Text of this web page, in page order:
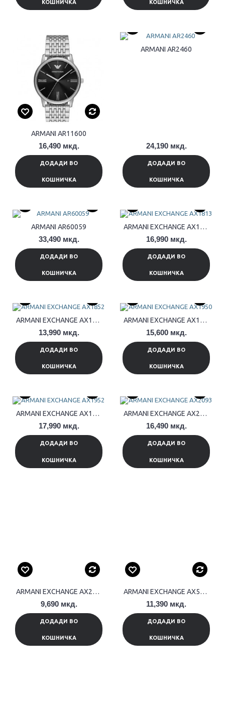
КОШНИЧКА КОШНИЧКА
ARMANI AR11600
16,490 мкд.
ДОДАДИ ВО
КОШНИЧКА
ARMANI AR2460
24,190 мкд.
ДОДАДИ ВО
КОШНИЧКА
ARMANI AR60059
33,490 мкд.
ДОДАДИ ВО
КОШНИЧКА
ARMANI EXCHANGE AX1813
16,990 мкд.
ДОДАДИ ВО
КОШНИЧКА
ARMANI EXCHANGE AX1852
13,990 мкд.
ДОДАДИ ВО
КОШНИЧКА
ARMANI EXCHANGE AX1950
15,600 мкд.
ДОДАДИ ВО
КОШНИЧКА
ARMANI EXCHANGE AX1952
17,990 мкд.
ДОДАДИ ВО
КОШНИЧКА
ARMANI EXCHANGE AX2093
16,490 мкд.
ДОДАДИ ВО
КОШНИЧКА
ARMANI EXCHANGE AX2871
9,690 мкд.
ДОДАДИ ВО
КОШНИЧКА
ARMANI EXCHANGE AX5578
11,390 мкд.
ДОДАДИ ВО
КОШНИЧКА